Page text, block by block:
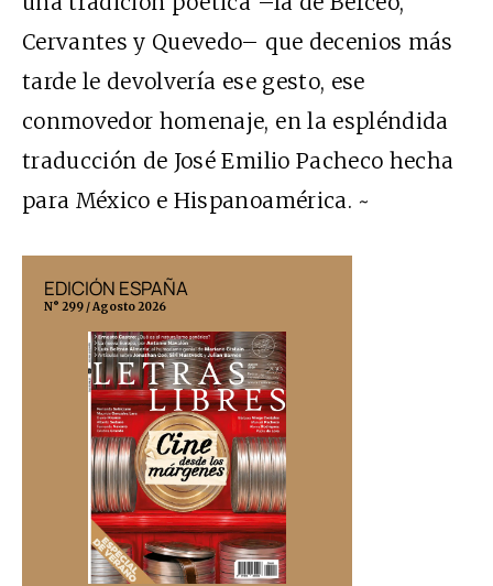
Cervantes y Quevedo– que decenios más
tarde le devolvería ese gesto, ese
conmovedor homenaje, en la espléndida
traducción de José Emilio Pacheco hecha
para México e Hispanoamérica. ~
EDICIÓN ESPAÑA
N° 299 / Agosto 2026